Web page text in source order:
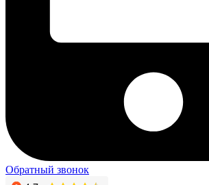
Обратный звонок